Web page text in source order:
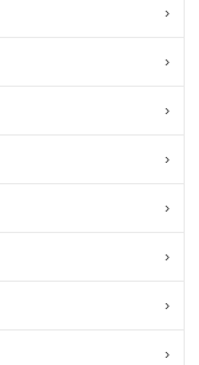
›
›
›
›
›
›
›
›